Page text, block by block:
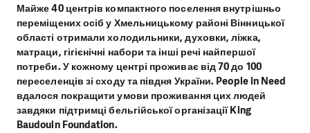
Майже 40 центрів компактного поселення внутрішньо
переміщених осіб у Хмельницькому районі Вінницької
області отримали холодильники, духовки, ліжка,
матраци, гігієнічні набори та інші речі найпершої
потреби. У кожному центрі проживає від 70 до 100
переселенців зі сходу та півдня України. People in Need
вдалося покращити умови проживання цих людей
завдяки підтримці бельгійської організаціїKing
Baudouin Foundation.